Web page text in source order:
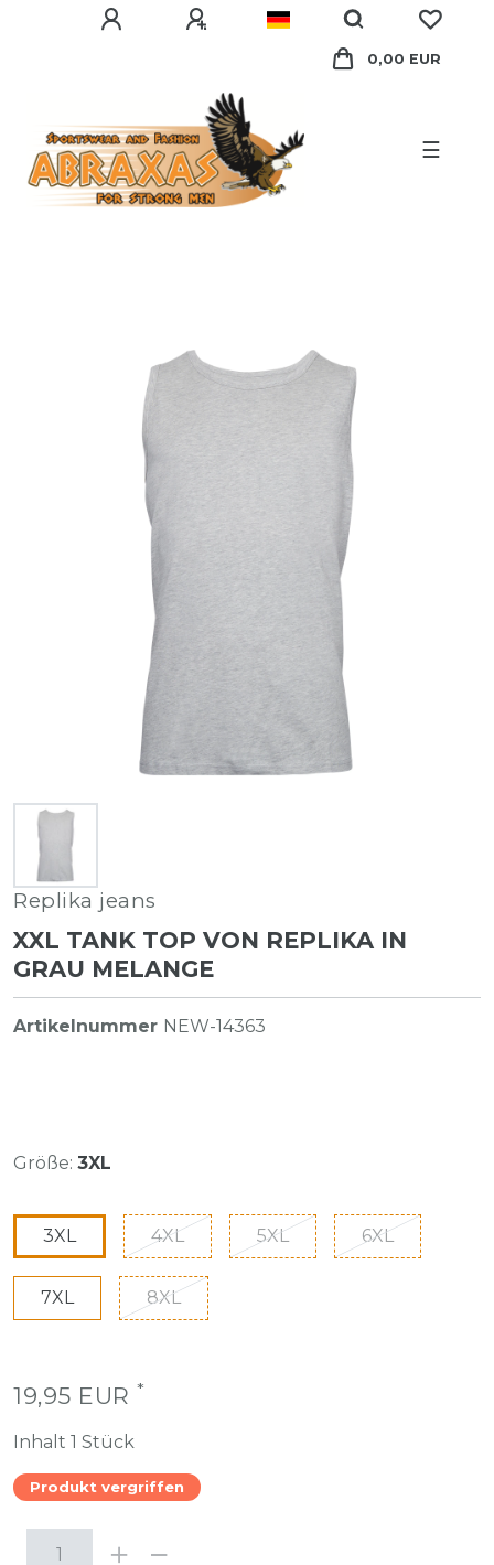
0,00 EUR
☰
Replika jeans
XXL TANK TOP VON REPLIKA IN
GRAU MELANGE
Artikelnummer NEW-14363
Größe: 3XL
3XL 4XL 5XL 6XL
7XL 8XL
19,95 EUR *
Inhalt 1 Stück
Produkt vergriffen